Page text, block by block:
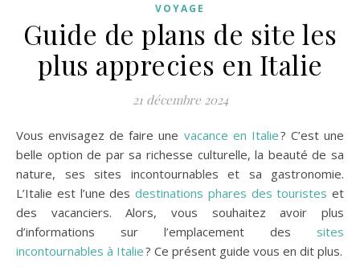
VOYAGE
Guide de plans de site les
plus apprecies en Italie
21 décembre 2024
Vous envisagez de faire une vacance en Italie? C’est une
belle option de par sa richesse culturelle, la beauté de sa
nature, ses sites incontournables et sa gastronomie.
L’Italie est l’une des destinations phares des touristes et
des vacanciers. Alors, vous souhaitez avoir plus
d’informations sur l’emplacement des sites
incontournables à Italie? Ce présent guide vous en dit plus.